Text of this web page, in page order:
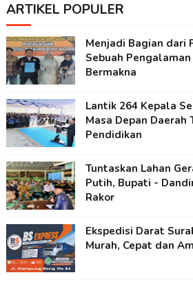
ARTIKEL POPULER
Menjadi Bagian dari
Sebuah
Bermakna
Lantik 264 Kepala
Masa Depan
Pendidikan
Tuntaskan Lahan
Putih, Bupati -
Rakor
Ekspedisi Darat
Murah, Cepat dan